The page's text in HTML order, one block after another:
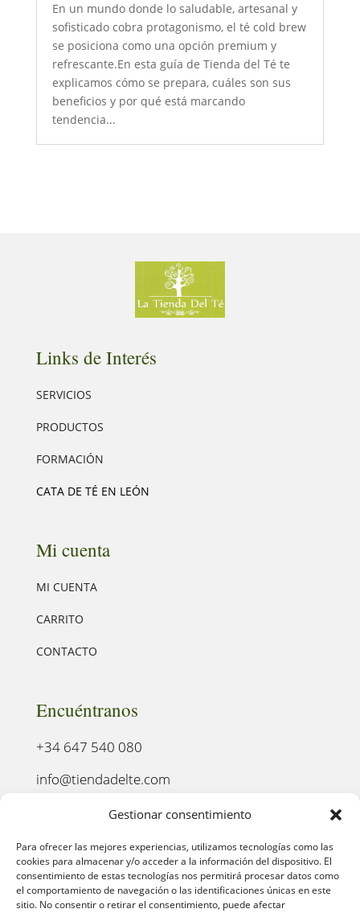
Gestionar consentimiento
Para ofrecer las mejores experiencias, utilizamos tecnologías como las
cookies para almacenar y/o acceder a la información del dispositivo. El
consentimiento de estas tecnologías nos permitirá procesar datos como
el comportamiento de navegación o las identificaciones únicas en este
sitio. No consentir o retirar el consentimiento, puede afectar
En un mundo donde lo saludable, artesanal y
sofisticado cobra protagonismo, el té cold brew
se posiciona como una opción premium y
refrescante.En esta guía de Tienda del Té te
explicamos cómo se prepara, cuáles son sus
beneficios y por qué está marcando
tendencia...
Links de Interés
SERVICIOS
PRODUCTOS
FORMACIÓN
CATA DE TÉ EN LEÓN
Mi cuenta
MI CUENTA
CARRITO
CONTACTO
Encuéntranos
+34 647 540 080
info@tiendadelte.com
Punto oficial de recogida:
C. Pozo, 13, 24003. León